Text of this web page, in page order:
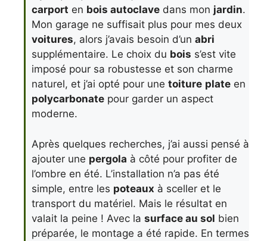
carport en bois autoclave dans mon jardin.
Mon garage ne suffisait plus pour mes deux
voitures, alors j’avais besoin d’un abri
supplémentaire. Le choix du bois s’est vite
imposé pour sa robustesse et son charme
naturel, et j’ai opté pour une toiture plate en
polycarbonate pour garder un aspect
moderne.
Après quelques recherches, j’ai aussi pensé à
ajouter une pergola à côté pour profiter de
l’ombre en été. L’installation n’a pas été
simple, entre les poteaux à sceller et le
transport du matériel. Mais le résultat en
valait la peine ! Avec la surface au sol bien
préparée, le montage a été rapide. En termes